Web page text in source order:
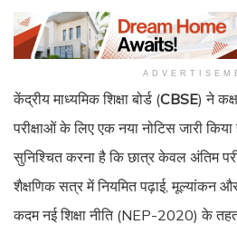
केंद्रीय माध्यमिक शिक्षा बोर्ड (CBSE) ने
परीक्षाओं के लिए एक नया नोटिस जारी
सुनिश्चित करना है कि छात्र केवल अंतिम
शैक्षणिक सत्र में नियमित पढ़ाई, मूल्यांकन
कदम नई शिक्षा नीति (NEP-2020) के